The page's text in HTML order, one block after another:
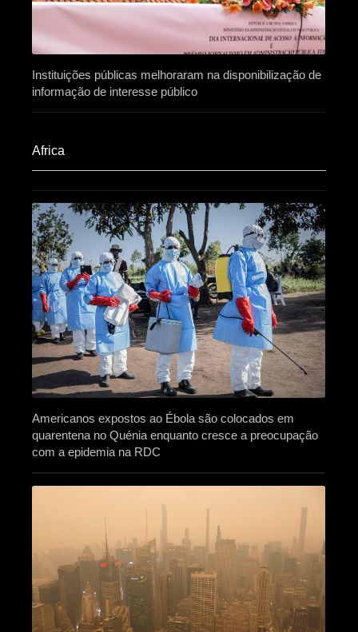
Instituições públicas melhoraram na disponibilização de
informação de interesse público
Africa​
Americanos expostos ao Ébola são colocados em
quarentena no Quénia enquanto cresce a preocupação
com a epidemia na RDC